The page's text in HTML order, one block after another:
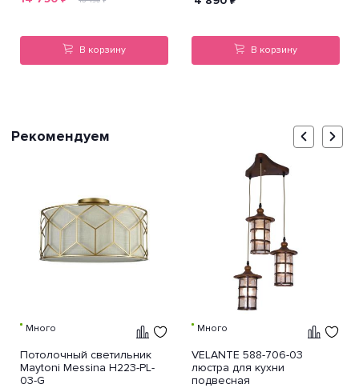
В корзину В корзину
Рекомендуем
Много
Потолочный светильник
Maytoni Messina H223-PL-
03-G
Много
VELANTE 588-706-03
люстра для кухни
подвесная